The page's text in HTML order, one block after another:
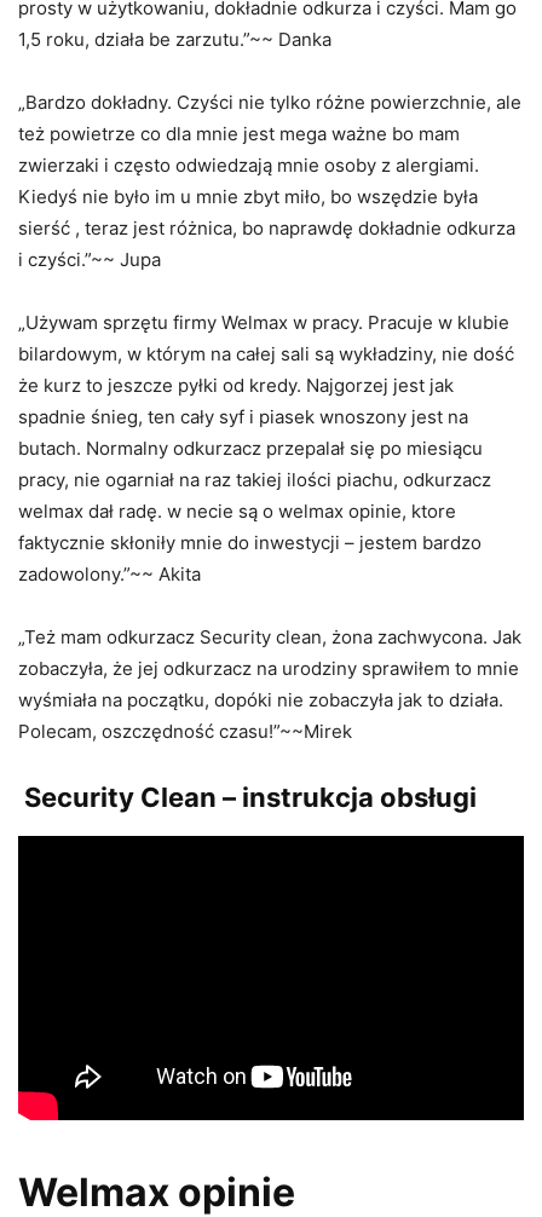
prosty w użytkowaniu, dokładnie odkurza i czyści. Mam go
1,5 roku, działa be zarzutu.”~~ Danka
„Bardzo dokładny. Czyści nie tylko różne powierzchnie, ale
też powietrze co dla mnie jest mega ważne bo mam
zwierzaki i często odwiedzają mnie osoby z alergiami.
Kiedyś nie było im u mnie zbyt miło, bo wszędzie była
sierść , teraz jest różnica, bo naprawdę dokładnie odkurza
i czyści.”~~ Jupa
„Używam sprzętu firmy Welmax w pracy. Pracuje w klubie
bilardowym, w którym na całej sali są wykładziny, nie dość
że kurz to jeszcze pyłki od kredy. Najgorzej jest jak
spadnie śnieg, ten cały syf i piasek wnoszony jest na
butach. Normalny odkurzacz przepalał się po miesiącu
pracy, nie ogarniał na raz takiej ilości piachu, odkurzacz
welmax dał radę. w necie są o welmax opinie, ktore
faktycznie skłoniły mnie do inwestycji – jestem bardzo
zadowolony.”~~ Akita
„Też mam odkurzacz Security clean, żona zachwycona. Jak
zobaczyła, że jej odkurzacz na urodziny sprawiłem to mnie
wyśmiała na początku, dopóki nie zobaczyła jak to działa.
Polecam, oszczędność czasu!”~~Mirek
Security Clean – instrukcja obsługi
Welmax opinie